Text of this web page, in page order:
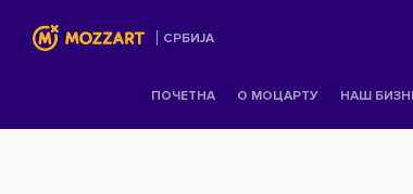
СРБИЈА
ПОЧЕТНА О МОЦАРТУ НАШ